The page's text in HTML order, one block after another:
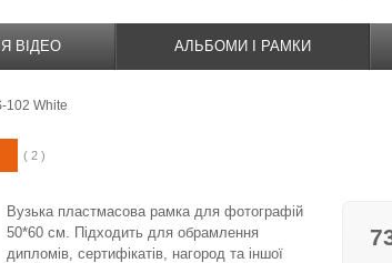
ВІДЕО АЛЬБОМИ І РАМКИ
102 White
( 2 )
Вузька пластмасова рамка для фотографій
50*60 см. Підходить для обрамлення
дипломів, сертифікатів, нагород та іншої